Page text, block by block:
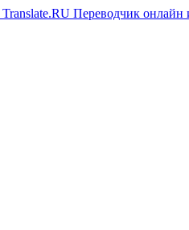
Translate.RU Переводчик онлайн